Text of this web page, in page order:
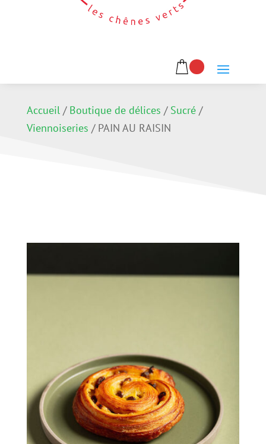
Accueil/ Boutique de délices / Sucré/
Viennoiseries / PAIN AU RAISIN